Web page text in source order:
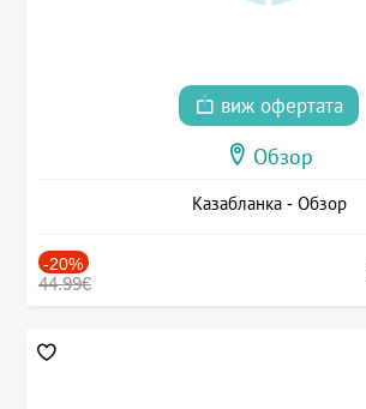
виж офертата
Обзор
Казабланка - Обзор
-20%
44.99€